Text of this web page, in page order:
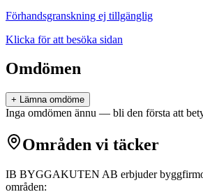
Förhandsgranskning ej tillgänglig
Klicka för att besöka sidan
Omdömen
+ Lämna omdöme
Inga omdömen ännu — bli den första att
Områden vi täcker
IB BYGGAKUTEN AB erbjuder
områden: